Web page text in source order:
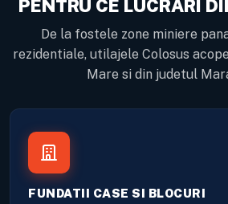
PENTRU CE LUCRARI
De la fostele zone miniere
rezidentiale, utilajele Colosus
Mare si din judetul
FUNDATII CASE SI BLOCURI